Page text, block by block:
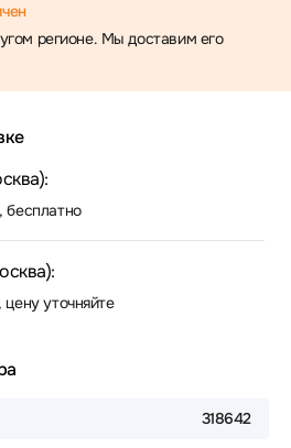
регионе. Мы доставим его
бесплатно
уточняйте
318642